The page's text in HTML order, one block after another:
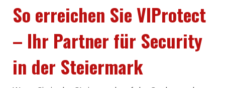
So erreichen Sie VIProtect
– Ihr Partner für Security
in der Steiermark